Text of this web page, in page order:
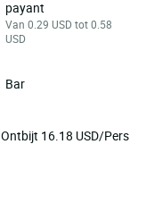
payant
Van 0.29 USD tot 0.58
USD
Bar
Ontbijt 16.18 USD/Pers